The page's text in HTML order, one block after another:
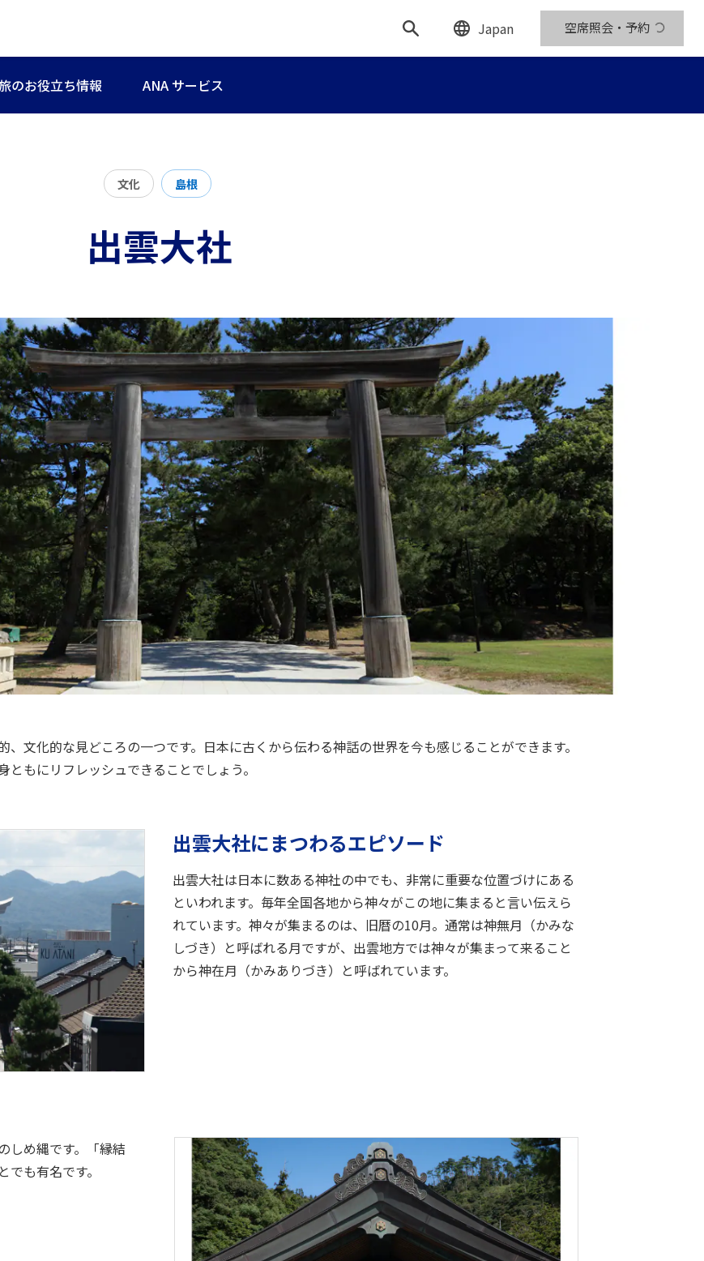
Japan 空席照会・予約
のお役立ち情報 ANA サービス
文化 島根
出雲大社
文化的な見どころの一つです。日本に古くから伝わる神話の世界を今も感じることができます。
もにリフレッシュできることでしょう。
出雲大社にまつわるエピソード
出雲大社は日本に数ある神社の中でも、非常に重要な位置づけにある
といわれます。毎年全国各地から神々がこの地に集まると言い伝えら
れています。神々が集まるのは、旧暦の10月。通常は神無月（かみな
しづき）と呼ばれる月ですが、出雲地方では神々が集まって来ること
から神在月（かみありづき）と呼ばれています。
しめ縄です。「縁結
も有名です。